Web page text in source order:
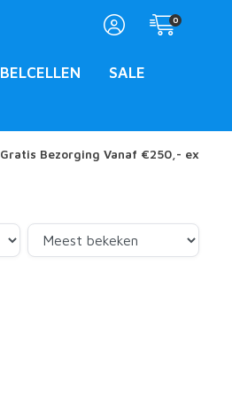
0
BELCELLEN SALE
Gratis Bezorging Vanaf €250,- ex